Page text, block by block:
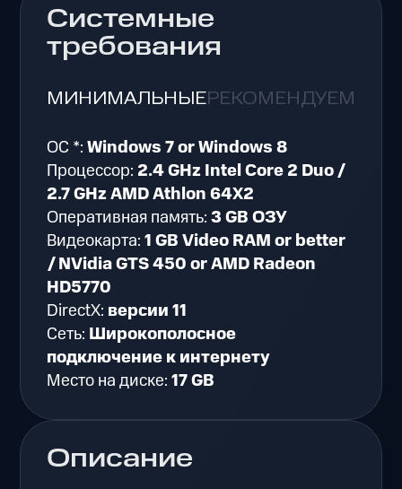
Описание
Системные
требования
МИНИМАЛЬНЫЕРЕКОМЕНДУЕМЫЕ
ОС *:Windows 7 or Windows 8
Процессор: 2.4 GHz Intel Core 2 Duo /
2.7 GHz AMD Athlon 64X2
Оперативная память:3 GB ОЗУ
Видеокарта:1 GB Video RAM or better
/ NVidia GTS 450 or AMD Radeon
HD5770
DirectX: версии 11
Сеть: Широкополосное
подключение к интернету
Место на диске:17 GB